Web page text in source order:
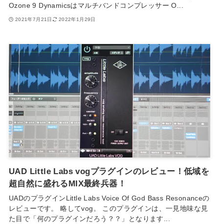
Ozone 9 Dynamicsはマルチバンドコンプレッサー O...
2021年7月21日 2022年1月29日
UAD Little Labs vogプラグインのレビュー！低域を
超自然に盛れるMIX最終兵器！
UADのプラグインLittle Labs Voice Of God Bass Resonanceの
レビューです。 略してvog。 このプラグインは、一見地味な見
た目で「何のプラグインだろう？？」となります...